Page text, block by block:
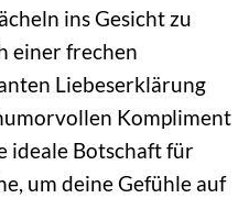
ins Gesicht zu
einer frechen
Liebeserklärung
Kompliment
ideale Botschaft für
um deine Gefühle auf